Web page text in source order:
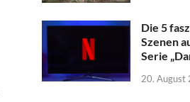
Die 5
Szenen
Serie
20. August